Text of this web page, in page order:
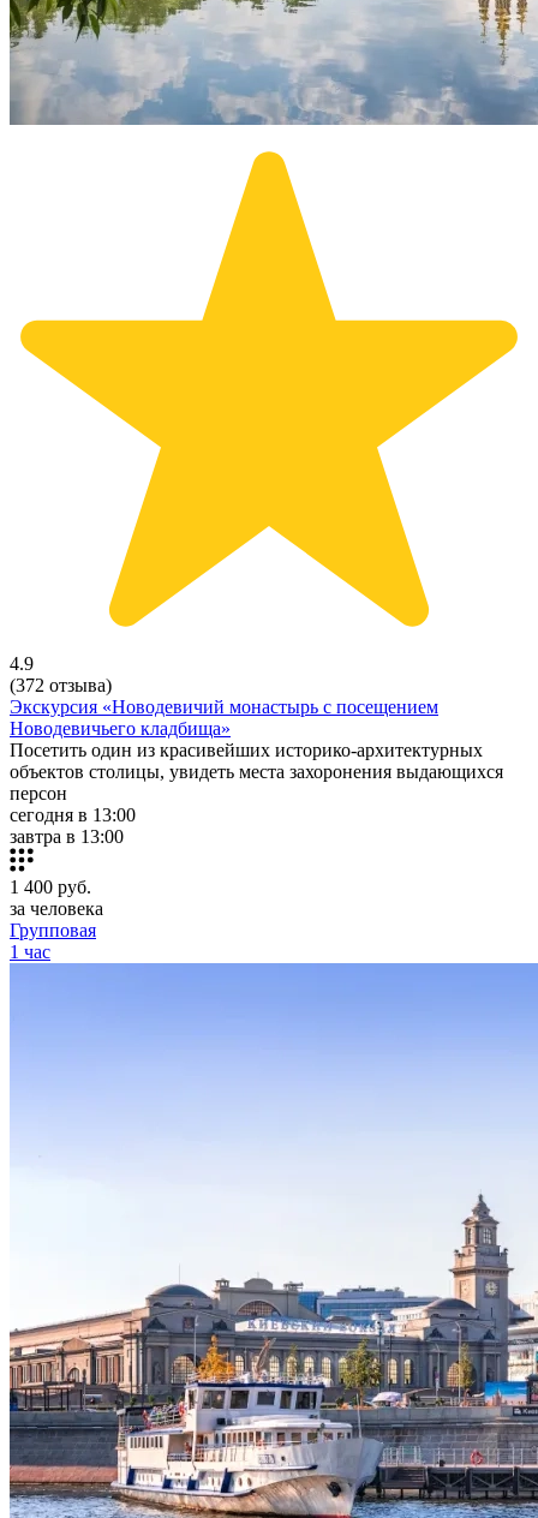
4.9
(372 отзыва)
Экскурсия «Новодевичий монастырь с посещением
Новодевичьего кладбища»
Посетить один из красивейших историко-архитектурных
объектов столицы, увидеть места захоронения выдающихся
персон
сегодня в 13:00
завтра в 13:00
1 400 руб.
за человека
Групповая
1 час